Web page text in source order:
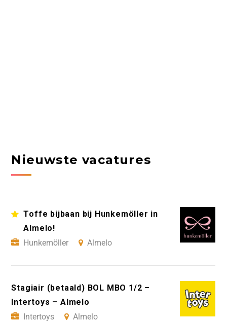
Nieuwste vacatures
Toffe bijbaan bij Hunkemöller in
Almelo!
Hunkemöller
Almelo
Stagiair (betaald) BOL MBO 1/2 –
Intertoys – Almelo
Intertoys
Almelo